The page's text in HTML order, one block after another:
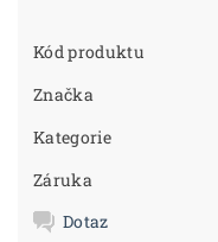
Kód produktu
Značka
Kategorie
Záruka
Dotaz